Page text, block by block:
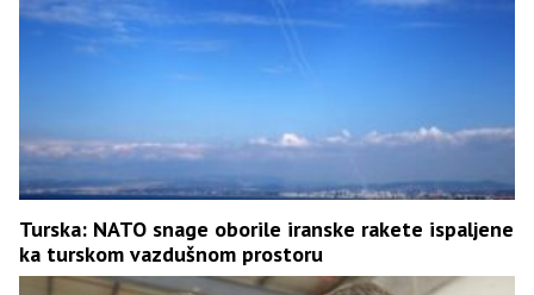
Turska: NATO snage oborile iranske rakete ispaljene
ka turskom vazdušnom prostoru